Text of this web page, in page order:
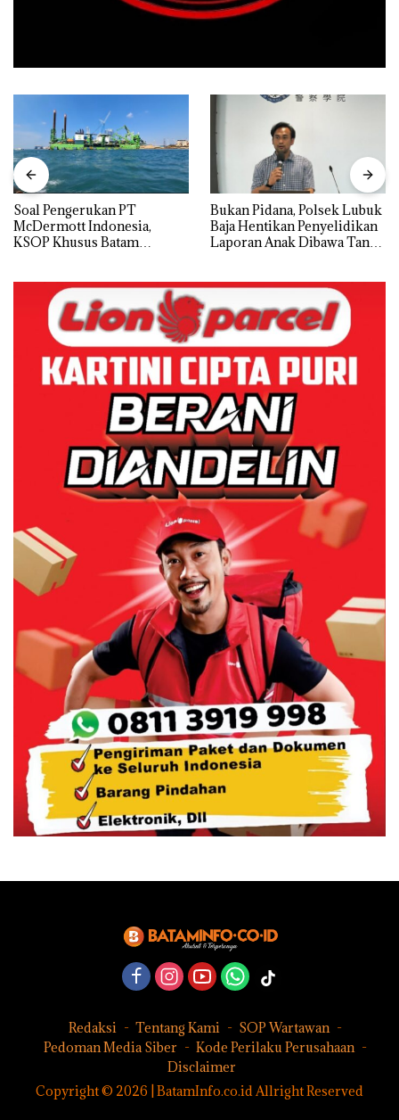
‎Soal Pengerukan PT
McDermott Indonesia,
KSOP Khusus Batam
Bukan Pidana, Polsek Lubuk
Baja Hentikan Penyelidikan
Laporan Anak Dibawa Tanpa
Redaksi Tentang Kami
SOP Wartawan
Pedoman Media Siber
Kode Perilaku Perusahaan
Disclaimer
Copyright © 2026 | BatamInfo.co.id Allright Reserved